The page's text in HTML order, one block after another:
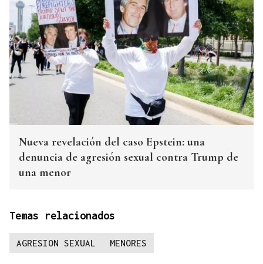
Nueva revelación del caso Epstein: una
denuncia de agresión sexual contra Trump de
una menor
Temas relacionados
AGRESION SEXUAL MENORES